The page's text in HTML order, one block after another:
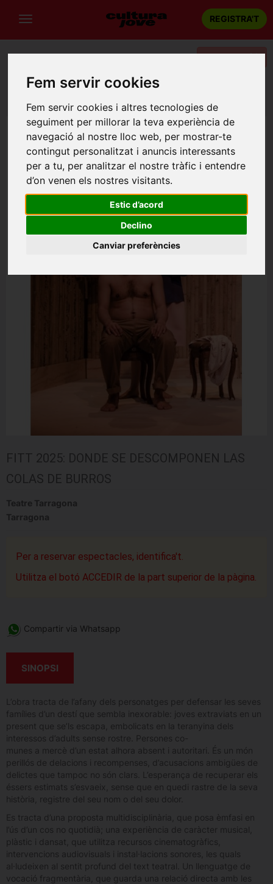
Fem servir cookies
Fem servir cookies i altres tecnologies de
seguiment per millorar la teva experiència de
navegació al nostre lloc web, per mostrar-te
contingut personalitzat i anuncis interessants
per a tu, per analitzar el nostre tràfic i entendre
d’on venen els nostres visitants.
Estic d’acord
Declino
Canviar preferències
REGISTRA'T
Categories
Portada Teatre
Tarragona
FITT 2025: DONDE SE DESCOMPONEN LAS
COLAS DE BURROS
Teatre Tarragona
Tarragona
Per a reservar espectacles, identifica't.
Utilitza el botó ACCEDIR de la part superior de la pàgina.
Compartir via Whatsapp
SINOPSI
L’obra tracta de l’afany dels personatges per defensar les seves
famílies d’un destí que sembla inexorable: joves extraviats en un
present que se’ls escapa, embolicats en la teranyina dels
interessos d’adults sense rostre. Persones co-
munes a mercè d’un estat alhora absent i autoritari. És un món
perillós de delacions i recompenses, d’acusacions ambigües de
delictes que tampoc no són clars. L’esperança de recuperar els
éssers estimats s’esvaeix, sense que en quedi rastre de la seva
història, registre del seu nom o del seu dolor.
Es tracta d’una proposta multidisciplinària, que posa èmfasi en
l’ús d’un cos no quotidià; una experiència de caràcter musical,
plàstic i dansat, que utilitza recursos cinematogràfics,
intervencions audiovisuals i instal·lacions sonores, les quals
al·ludeixen al sentit profund del text teatral. Un llenguatge de
vocació fragmentària, que guarda una relació directa amb les